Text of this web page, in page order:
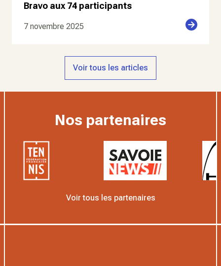
Bravo aux 74 participants
7 novembre 2025
Voir tous les articles
Nos partenaires
Voir tous les partenaires